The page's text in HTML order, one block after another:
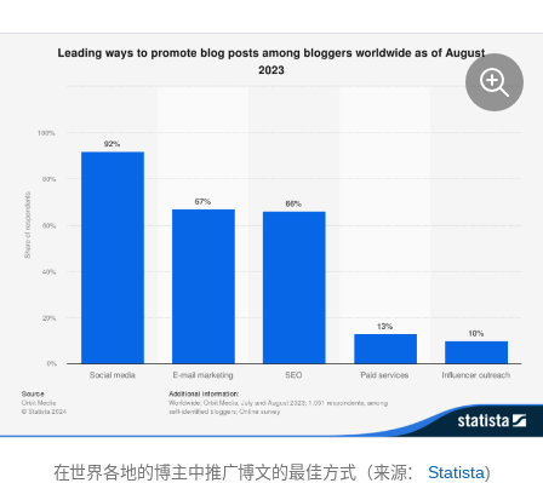
在世界各地的博主中推广博文的最佳方式（来源：Statista)